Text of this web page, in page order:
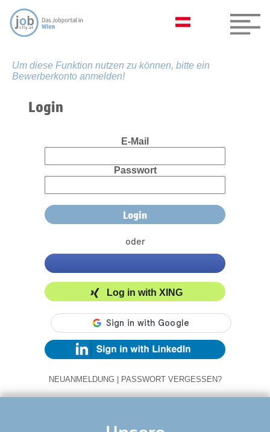
Um diese Funktion nutzen zu können, bitte ein
Bewerberkonto anmelden!
Login
E-Mail
Passwort
oder
Log in with XING
NEUANMELDUNG | PASSWORT VERGESSEN?